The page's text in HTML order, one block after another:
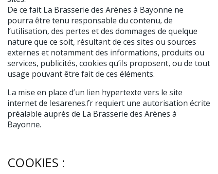
De ce fait La Brasserie des Arènes à Bayonne ne
pourra être tenu responsable du contenu, de
l’utilisation, des pertes et des dommages de quelque
nature que ce soit, résultant de ces sites ou sources
externes et notamment des informations, produits ou
services, publicités, cookies qu’ils proposent, ou de tout
usage pouvant être fait de ces éléments.
La mise en place d’un lien hypertexte vers le site
internet de lesarenes.fr requiert une autorisation écrite
préalable auprès de La Brasserie des Arènes à
Bayonne.
COOKIES :